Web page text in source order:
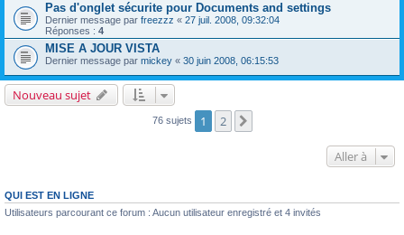
Pas d'onglet sécurite pour Documents and settings
Dernier message par freezzz « 27 juil. 2008, 09:32:04
Réponses : 4
MISE A JOUR VISTA
Dernier message par mickey « 30 juin 2008, 06:15:53
Nouveau sujet
76 sujets 1 2
Aller à
QUI EST EN LIGNE
Utilisateurs parcourant ce forum : Aucun utilisateur enregistré et 4 invités